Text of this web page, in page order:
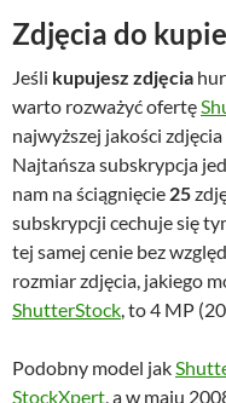
Jeślikupujesz zdjęcia
najwyższej jakości
Najtańsza subskrypcja
nam na ściągnięcie25
subskrypcji cechuje się
tej samej cenie bez
rozmiar zdjęcia, jakiego
ShutterStock, to 4 MP
Podobny model jak
agencjiiStockphoto.